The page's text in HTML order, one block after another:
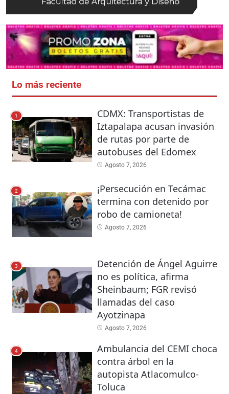
Lo más reciente
1
CDMX: Transportistas de
Iztapalapa acusan invasión
de rutas por parte de
autobuses del Edomex
Agosto 7, 2026
2
¡Persecución en Tecámac
termina con detenido por
robo de camioneta!
Agosto 7, 2026
3
Detención de Ángel Aguirre
no es política, afirma
Sheinbaum; FGR revisó
llamadas del caso
Ayotzinapa
Agosto 7, 2026
4
Ambulancia del CEMI choca
contra árbol en la
autopista Atlacomulco-
Toluca